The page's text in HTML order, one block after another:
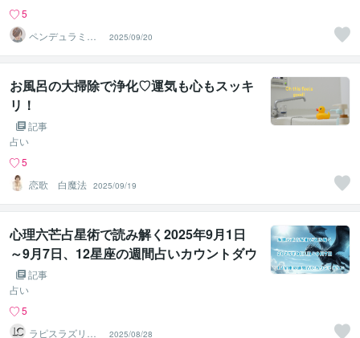
5
ペンデュラミス
ト・ローレン
2025/09/20
お風呂の大掃除で浄化♡運気も心もスッキ
リ！
記事
占い
5
恋歌 白魔法 2025/09/19
心理六芒占星術で読み解く2025年9月1日
～9月7日、12星座の週間占いカウントダウ
ン 記事
占い
5
ラピスラズリク
2025/08/28